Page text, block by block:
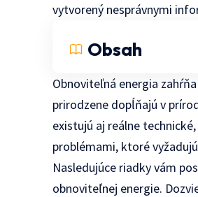
vytvorený nesprávnymi
Obsah
Obnoviteľná energia
prirodzene dopĺňajú v
existujú aj reálne
problémami, ktoré
Nasledujúce riadky vám
obnoviteľnej energie.